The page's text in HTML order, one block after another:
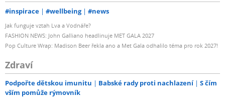
#inspirace #wellbeing #news
Jak funguje vztah Lva a Vodnáře?
FASHION NEWS: John Galliano headlinuje MET GALA 2027
Pop Culture Wrap: Madison Beer řekla ano a Met Gala odhalilo téma pro rok 2027!
Zdraví
Podpořte dětskou imunitu Babské rady proti nachlazení
S čím
vším pomůže rýmovník